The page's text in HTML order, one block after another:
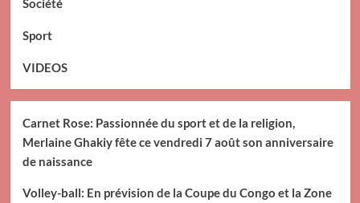
Sport
VIDEOS
Carnet Rose: Passionnée du sport et de la religion,
Merlaine Ghakiy fête ce vendredi 7 août son anniversaire
de naissance
Volley-ball: En prévision de la Coupe du Congo et la Zone